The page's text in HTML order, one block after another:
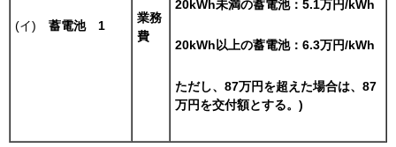
業務
費
(イ) 蓄電池 1
20kWh未満の蓄電池：5.1万円/kWh
20kWh以上の蓄電池：6.3万円/kWh
ただし、87万円を超えた場合は、87
万円を交付額とする。)